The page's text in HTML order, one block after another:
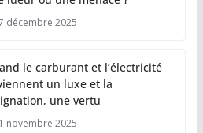
décembre 2025
le carburant et l’électricité
un luxe et la
une vertu
novembre 2025